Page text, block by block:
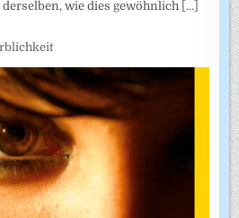
wie dies gewöhnlich [...]